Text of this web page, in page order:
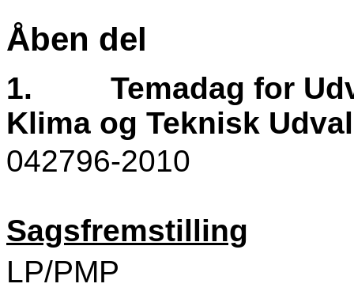
Åben del
1.
Temadag for
Klima og Teknisk
042796-2010
Sagsfremstilling
LP/PMP